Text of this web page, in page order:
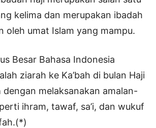
kelima dan merupakan ibadah
oleh umat Islam yang mampu.
Besar Bahasa Indonesia
ziarah ke Ka’bah di bulan Haji
dengan melaksanakan amalan-
ihram, tawaf, sa’i, dan wukuf